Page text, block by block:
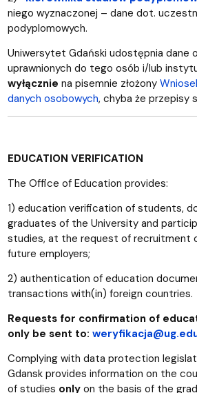
niego wyznaczonej – dane dot.
podyplomowych.
Uniwersytet Gdański udostępnia dane
uprawnionych do tego osób i/lub
wyłącznie na pisemnie złożony
danych osobowych, chyba że przepisy
EDUCATION VERIFICATION
The Office of Education provides:
1) education verification of students,
graduates of the University and
studies, at the request of recruitment
future employers;
2) authentication of education
transactions with(in) foreign countries.
Requests for confirmation of
only be sent to:
Complying with data protection
Gdansk provides information on the
of studies onlyon the basis of the